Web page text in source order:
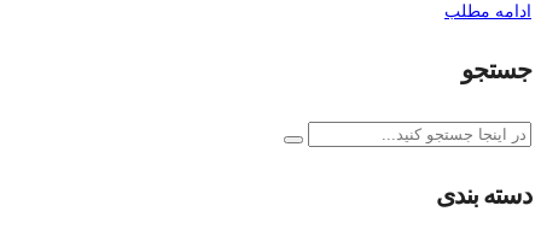
ادامه مطلب
جستجو
دسته بندی